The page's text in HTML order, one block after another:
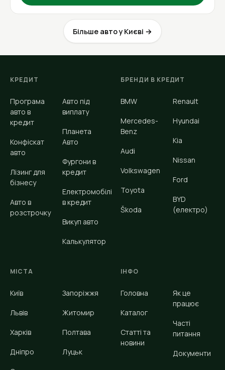
Більше авто у Києві →
КРЕДИТ
Програма
авто в
кредит
Конфіскат
авто
Лізинг для
бізнесу
Авто в
розстрочку
Авто під
виплату
Планета
Авто
Фургони в
кредит
Електромобілі
в кредит
Викуп авто
Калькулятор
БРЕНДИ В КРЕДИТ
BMW
Mercedes-
Benz
Audi
Volkswagen
Toyota
Škoda
Renault
Hyundai
Kia
Nissan
Ford
BYD
(електро)
МІСТА
Київ
Львів
Харків
Дніпро
Запоріжжя
Житомир
Полтава
Луцьк
ІНФО
Головна
Каталог
Статті та
новини
Як це
працює
Часті
питання
Документи